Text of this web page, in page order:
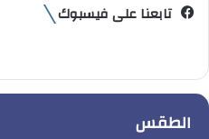
تابعنا على فيسبوك
الطقس